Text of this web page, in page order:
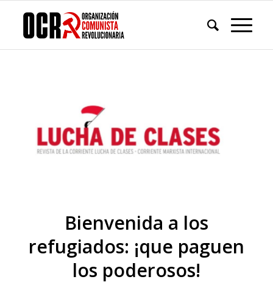
Bienvenida a los
refugiados: ¡que paguen
los poderosos!